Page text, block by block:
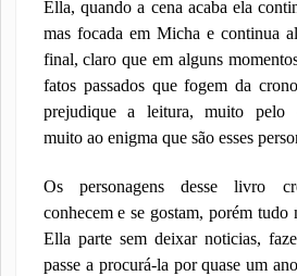
Ella, quando a cena acaba ela
mas focada em Micha e continua
final, claro que em alguns
fatos passados que fogem da
prejudique a leitura, muito pelo
muito ao enigma que são esses
Os personagens desse livro
conhecem e se gostam, porém tudo
Ella parte sem deixar noticias,
passe a procurá-la por quase um